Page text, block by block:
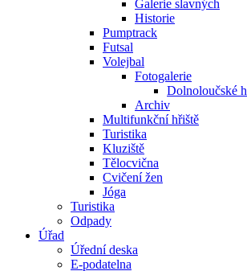
Galerie slavných
Historie
Pumptrack
Futsal
Volejbal
Fotogalerie
Dolnoloučské
Archiv
Multifunkční hřiště
Turistika
Kluziště
Tělocvična
Cvičení žen
Jóga
Turistika
Odpady
Úřad
Úřední deska
E-podatelna